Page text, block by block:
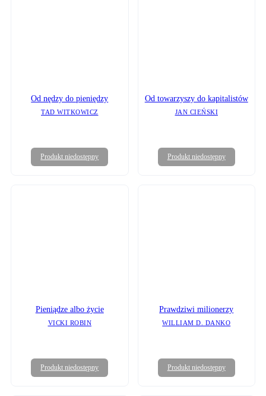
Od nędzy do pieniędzy
TAD WITKOWICZ
Produkt niedostępny
Od towarzyszy do kapitalistów
JAN CIEŃSKI
Produkt niedostępny
Pieniądze albo życie
VICKI ROBIN
Produkt niedostępny
Prawdziwi milionerzy
WILLIAM D. DANKO
Produkt niedostępny